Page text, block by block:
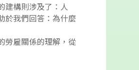
建構則涉及了：人
於我們回答：為什麼
勞雇關係的理解，從